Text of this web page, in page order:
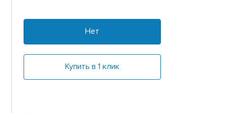
Нет
Купить в 1 клик